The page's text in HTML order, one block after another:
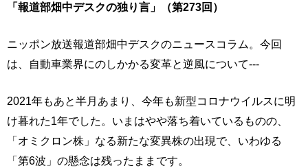
「報道部畑中デスクの独り言」（第273回）
ニッポン放送報道部畑中デスクのニュースコラム。今回
は、自動車業界にのしかかる変革と逆風について---
2021年もあと半月あまり、今年も新型コロナウイルスに明
け暮れた1年でした。いまはやや落ち着いているものの、
「オミクロン株」なる新たな変異株の出現で、いわゆる
「第6波」の懸念は残ったままです。